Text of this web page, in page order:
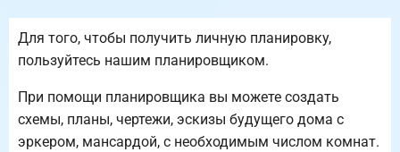
Для того, чтобы получить личную планировку,
пользуйтесь нашим планировщиком.
При помощи планировщика вы можете создать
схемы, планы, чертежи, эскизы будущего дома с
эркером, мансардой, с необходимым числом комнат.